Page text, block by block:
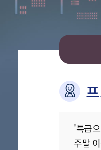
'특급
주말